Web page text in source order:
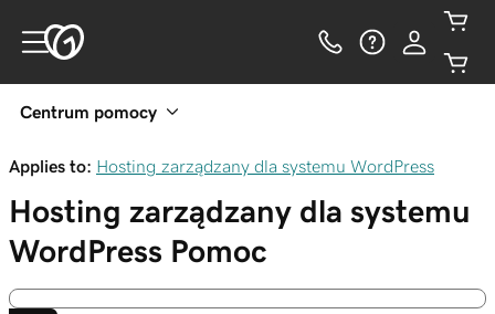
Centrum pomocy
Applies to: Hosting zarządzany dla systemu WordPress
Hosting zarządzany dla systemu
WordPress Pomoc